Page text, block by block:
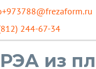
244-67-34
из